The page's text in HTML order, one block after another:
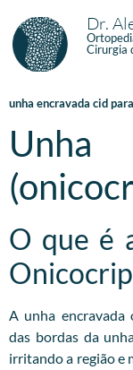
Dr.
Cirurgia
unha encravada cid
O que é
A unha encravada
das bordas da
irritando a região e